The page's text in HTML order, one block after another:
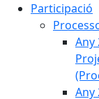
Participació
Any
Any